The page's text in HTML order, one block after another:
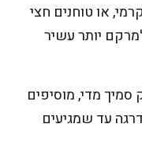
או טוחנים חצי
יותר עשיר
מדי, מוסיפים
בהדרגה עד שמגיעים